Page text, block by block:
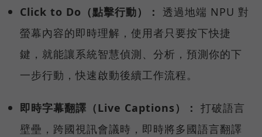
Click to Do（點擊行動）： 透過地端 NPU 對
螢幕內容的即時理解，使用者只要按下快捷
鍵，就能讓系統智慧偵測、分析，預測你的下
一步行動，快速啟動後續工作流程。
即時字幕翻譯（Live Captions）： 打破語言
壁壘，跨國視訊會議時，即時將多國語言翻譯